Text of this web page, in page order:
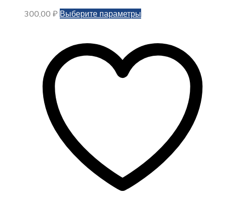
300,00 ₽ Выберите параметры
несколько
вариаций.
Опции